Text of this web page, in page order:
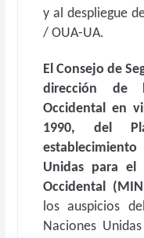
y al despliegue
/ OUA-UA.
El Consejo de
dirección de
Occidental en
1990, del
Unidas para el
Occidental
los auspicios
Naciones